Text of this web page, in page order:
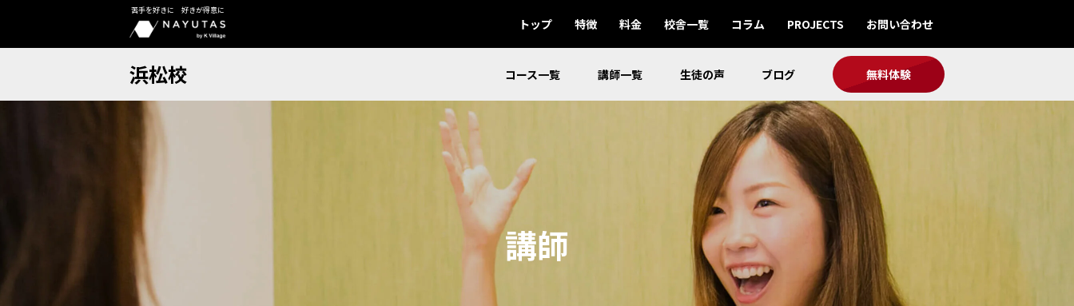
苦手を好きに 好きが得意に
トップ 特徴 料金 校舎一覧 コラム PROJECTS お問い合わせ
浜松校 コース一覧 講師一覧 生徒の声 ブログ 無料体験
講師